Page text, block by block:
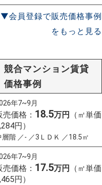
▼会員登録で販売価格事例
をもっと見る
競合マンション賃貸
価格事例
年7~9月
売価格： 18.5万円
（㎡単価
円）
層階 ／- ／3ＬＤＫ ／18.5㎡
年7~9月
売価格： 17.5万円
（㎡単価
円）